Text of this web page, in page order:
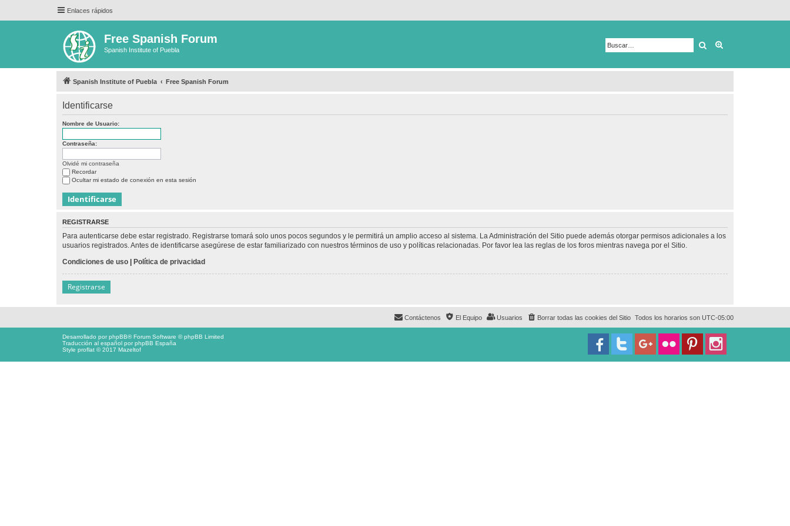
Enlaces rápidos
Free Spanish Forum
Spanish Institute of Puebla Buscar
Spanish Institute of Puebla Free Spanish Forum
Identificarse
Nombre de Usuario:
Contraseña:
Olvidé mi contraseña
Recordar
Ocultar mi estado de conexión en esta sesión
REGISTRARSE
Para autenticarse debe estar registrado. Registrarse tomará solo unos pocos segundos y le permitirá un amplio acceso al sistema. La Administración del Sitio puede además otorgar permisos adicionales a los
usuarios registrados. Antes de identificarse asegúrese de estar familiarizado con nuestros términos de uso y políticas relacionadas. Por favor lea las reglas de los foros mientras navega por el Sitio.
Condiciones de uso | Política de privacidad
Registrarse
Todos los horarios son UTC-05:00
Borrar todas las cookies del Sitio
Usuarios
El Equipo
Contáctenos
Desarrollado porphpBB® Forum Software © phpBB Limited
Traducción al español porphpBB España
Style proflat © 2017 Mazeltof